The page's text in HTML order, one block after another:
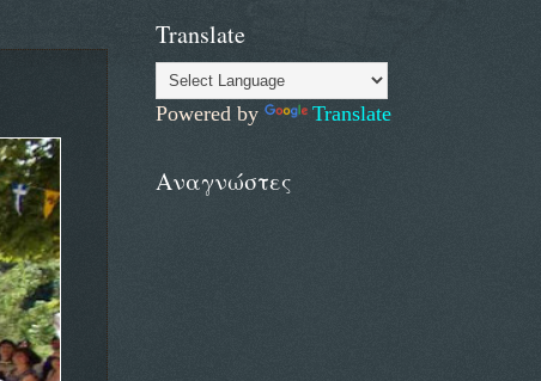
Translate
Powered by Translate
Αναγνώστες